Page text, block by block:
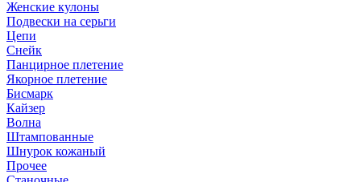
Женские кулоны
Подвески на серьги
Цепи
Снейк
Панцирное плетение
Якорное плетение
Бисмарк
Кайзер
Волна
Штампованные
Шнурок кожаный
Прочее